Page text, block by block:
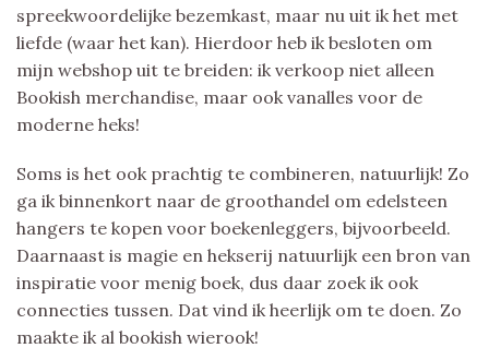
spreekwoordelijke bezemkast, maar nu uit ik het met
liefde (waar het kan). Hierdoor heb ik besloten om
mijn webshop uit te breiden: ik verkoop niet alleen
Bookish merchandise, maar ook vanalles voor de
moderne heks!
Soms is het ook prachtig te combineren, natuurlijk! Zo
ga ik binnenkort naar de groothandel om edelsteen
hangers te kopen voor boekenleggers, bijvoorbeeld.
Daarnaast is magie en hekserij natuurlijk een bron van
inspiratie voor menig boek, dus daar zoek ik ook
connecties tussen. Dat vind ik heerlijk om te doen. Zo
maakte ik al bookish wierook!